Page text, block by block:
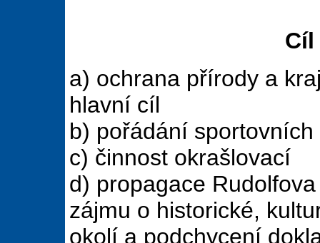
Cíl
a) ochrana přírody a
hlavní cíl
b) pořádání sportovních
c) činnost okrašlovací
d) propagace
zájmu o historické,
okolí a podchycení